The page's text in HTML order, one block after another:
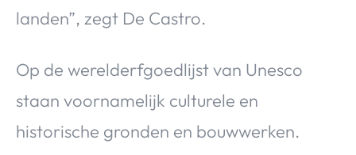
landen”, zegt De Castro.
Op de werelderfgoedlijst van Unesco
staan voornamelijk culturele en
historische gronden en bouwwerken.